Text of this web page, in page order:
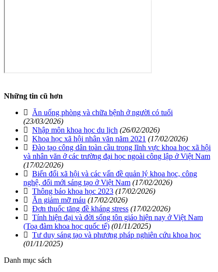
Những tin cũ hơn
Ăn uống phòng và chữa bệnh ở người có tuổi
(23/03/2026)
Nhập môn khoa học du lịch (26/02/2026)
Khoa học xã hội nhân văn năm 2021 (17/02/2026)
Đào tạo công dân toàn cầu trong lĩnh vực khoa học xã hội
và nhân văn ở các trường đại học ngoài công lập ở Việt Nam
(17/02/2026)
Biến đổi xã hội và các vấn đề quản lý khoa học, công
nghệ, đổi mới sáng tạo ở Việt Nam (17/02/2026)
Thông báo khoa học 2023 (17/02/2026)
Ăn giảm mỡ máu (17/02/2026)
Đơn thuốc tăng đề kháng stress (17/02/2026)
Tính hiện đại và đời sống tôn giáo hiện nay ở Việt Nam
(Toạ đàm khoa học quốc tế) (01/11/2025)
Tư duy sáng tạo và phương pháp nghiên cứu khoa học
(01/11/2025)
Danh mục sách